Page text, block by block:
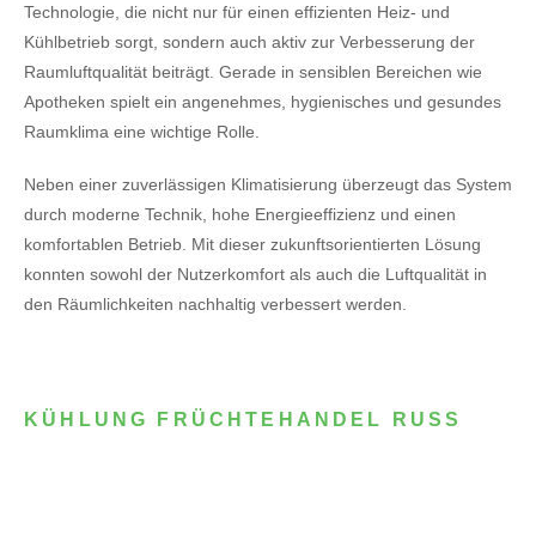
Technologie, die nicht nur für einen effizienten Heiz- und
Kühlbetrieb sorgt, sondern auch aktiv zur Verbesserung der
Raumluftqualität beiträgt. Gerade in sensiblen Bereichen wie
Apotheken spielt ein angenehmes, hygienisches und gesundes
Raumklima eine wichtige Rolle.
Neben einer zuverlässigen Klimatisierung überzeugt das System
durch moderne Technik, hohe Energieeffizienz und einen
komfortablen Betrieb. Mit dieser zukunftsorientierten Lösung
konnten sowohl der Nutzerkomfort als auch die Luftqualität in
den Räumlichkeiten nachhaltig verbessert werden.
KÜHLUNG FRÜCHTEHANDEL RUSS